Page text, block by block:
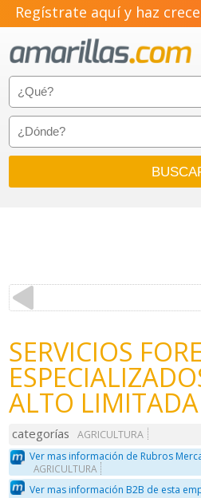
Regístrate aquí y haz
SERVICIOS
ALTO LIMITADA
categorías
AGRICULTURA
Ver mas información de Rubros
AGRICULTURA
Ver mas información B2B de esta